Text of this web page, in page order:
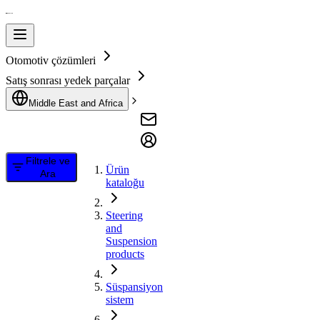
Otomotiv çözümleri
Satış sonrası yedek parçalar
Middle East and Africa
Filtrele ve
Ara
Ürün
kataloğu
Steering
and
Suspension
products
Süspansiyon
sistem